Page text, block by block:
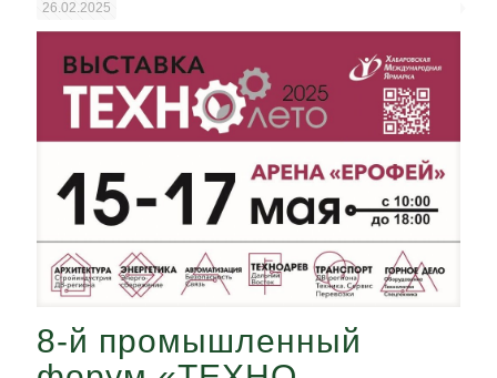
26.02.2025
8-й промышленный